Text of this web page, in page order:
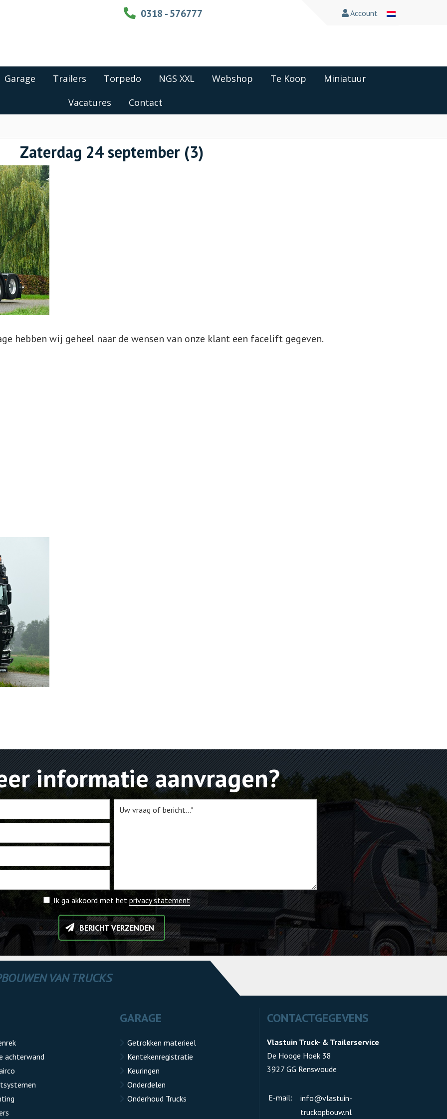
0318 - 576777 Account
Garage Trailers Torpedo NGS XXL Webshop Te Koop
Miniatuur
Vacatures
Contact
Zaterdag 24 september (3)
hebben wij geheel naar de wensen van onze klant een facelift gegeven.
informatie aanvragen?
Ik ga akkoord met het privacy statement
BERICHT VERZENDEN
VAN TRUCKS
achterwand
GARAGE
Getrokken materieel
Kentekenregistratie
Keuringen
Onderdelen
Onderhoud Trucks
CONTACTGEGEVENS
Vlastuin Truck- & Trailerservice
De Hooge Hoek 38
3927 GG Renswoude
E-mail:
info@vlastuin-
truckopbouw.nl